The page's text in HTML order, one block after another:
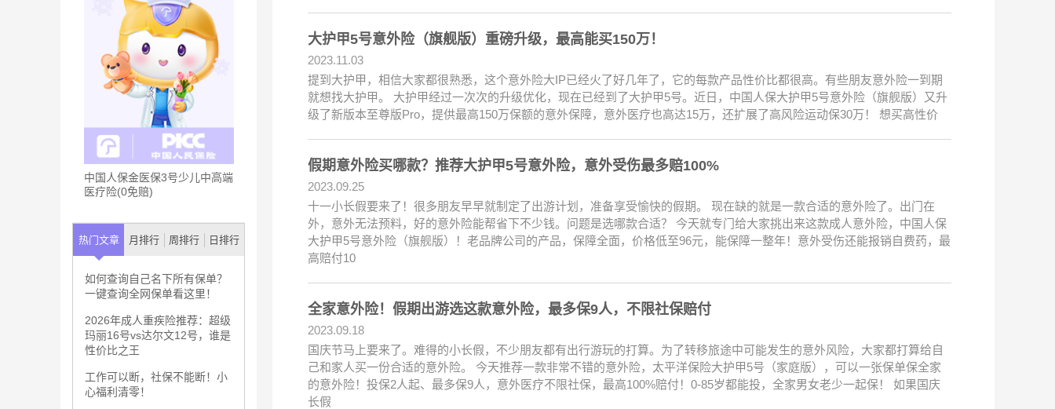
中国人保金医保3号少儿中高端
医疗险(0免赔)
热门文章 月排行 周排行 日排行
如何查询自己名下所有保单？
一键查询全网保单看这里！
2026年成人重疾险推荐：超级
玛丽16号vs达尔文12号，谁是
性价比之王
工作可以断，社保不能断！小
心福利清零！
大护甲5号意外险（旗舰版）重磅升级，最高能买150万！
2023.11.03
提到大护甲，相信大家都很熟悉，这个意外险大IP已经火了好几年了，它的每款产品性价比都很高。有些朋友意外险一到期
就想找大护甲。 大护甲经过一次次的升级优化，现在已经到了大护甲5号。近日，中国人保大护甲5号意外险（旗舰版）又升
级了新版本至尊版Pro，提供最高150万保额的意外保障，意外医疗也高达15万，还扩展了高风险运动保30万！ 想买高性价
假期意外险买哪款？推荐大护甲5号意外险，意外受伤最多赔100%
2023.09.25
十一小长假要来了！很多朋友早早就制定了出游计划，准备享受愉快的假期。 现在缺的就是一款合适的意外险了。出门在
外，意外无法预料，好的意外险能帮省下不少钱。问题是选哪款合适？ 今天就专门给大家挑出来这款成人意外险，中国人保
大护甲5号意外险（旗舰版）！老品牌公司的产品，保障全面，价格低至96元，能保障一整年！意外受伤还能报销自费药，最
高赔付10
全家意外险！假期出游选这款意外险，最多保9人，不限社保赔付
2023.09.18
国庆节马上要来了。难得的小长假，不少朋友都有出行游玩的打算。为了转移旅途中可能发生的意外风险，大家都打算给自
己和家人买一份合适的意外险。 今天推荐一款非常不错的意外险，太平洋保险大护甲5号（家庭版），可以一张保单保全家
的意外险！投保2人起、最多保9人，意外医疗不限社保，最高100%赔付！0-85岁都能投，全家男女老少一起保！ 如果国庆
长假